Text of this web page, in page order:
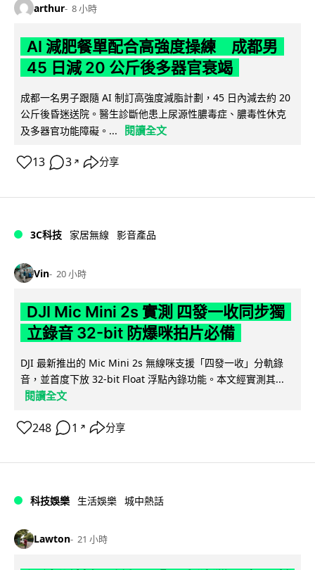
arthur 8 小時
AI 減肥餐單配合高強度操練 成都男
45 日減 20 公斤後多器官衰竭
成都一名男子跟隨 AI 制訂高強度減脂計劃，45 日內減去約 20
公斤後昏迷送院。醫生診斷他患上尿源性膿毒症、膿毒性休克
及多器官功能障礙。...
閱讀全文
13 3 ↗ 分享
3C科技 家居無線 影音產品
Vin 20 小時
DJI Mic Mini 2s 實測 四發一收同步獨
立錄音 32-bit 防爆咪拍片必備
DJI 最新推出的 Mic Mini 2s 無線咪支援「四發一收」分軌錄
音，並首度下放 32-bit Float 浮點內錄功能。本文經實測其...
閱讀全文
248 1 ↗ 分享
科技娛樂 生活娛樂 城中熱話
Lawton 21 小時